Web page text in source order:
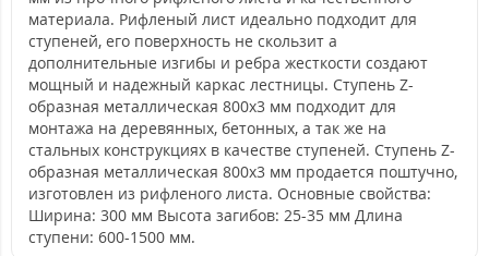
материала. Рифленый лист идеально подходит для
ступеней, его поверхность не скользит а
дополнительные изгибы и ребра жесткости создают
мощный и надежный каркас лестницы. Ступень Z-
образная металлическая 800x3 мм подходит для
монтажа на деревянных, бетонных, а так же на
стальных конструкциях в качестве ступеней. Ступень Z-
образная металлическая 800x3 мм продается поштучно,
изготовлен из рифленого листа. Основные свойства:
Ширина: 300 мм Высота загибов: 25-35 мм Длина
ступени: 600-1500 мм.